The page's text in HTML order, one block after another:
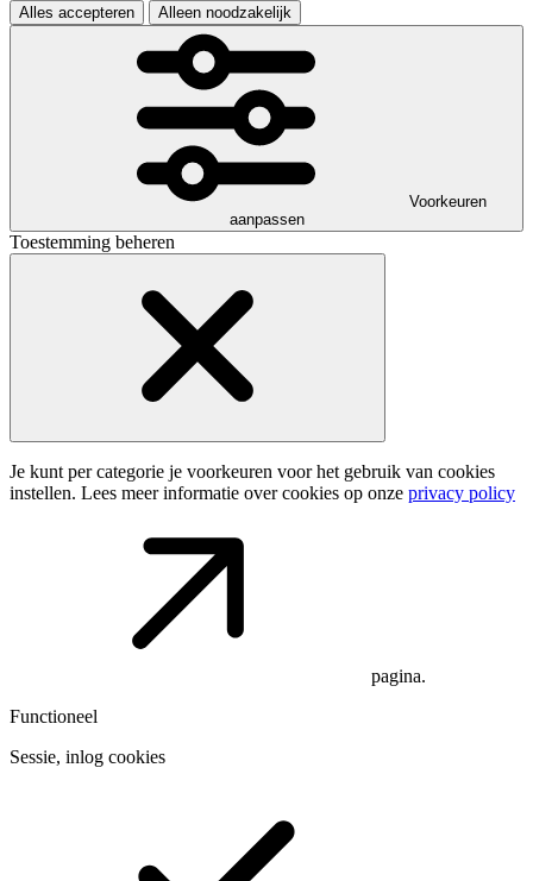
Alles accepteren Alleen noodzakelijk
Voorkeuren
aanpassen
Toestemming beheren
Je kunt per categorie je voorkeuren voor het gebruik van cookies
instellen. Lees meer informatie over cookies op onze privacy policy
pagina.
Functioneel
Sessie, inlog cookies